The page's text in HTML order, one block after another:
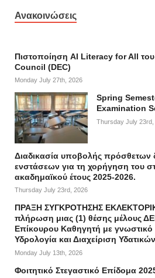
Ανακοινώσεις
Πιστοποίηση AI Literacy for All
Council (DEC)
Monday July 27th, 2026
Spring
Examination
Thursday July 23rd,
Διαδικασία υποβολής πρόσθετων
ενστάσεων για τη χορήγηση του
ακαδημαϊκού έτους 2025-2026.
Thursday July 23rd, 2026
ΠΡΑΞΗ ΣΥΓΚΡΟΤΗΣΗΣ
πλήρωση μιας (1) θέσης μέλους
Επίκουρου Καθηγητή με γνωστικό
Υδρολογία και Διαχείριση
Monday July 13th, 2026
Φοιτητικό Στεγαστικό Επίδομα